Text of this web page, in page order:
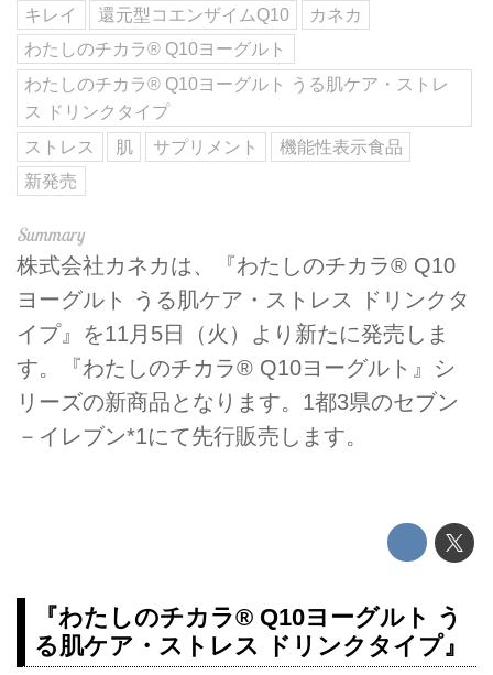
キレイ 還元型コエンザイムQ10
カネカ
わたしのチカラ® Q10ヨーグルト
わたしのチカラ® Q10ヨーグルト うる肌ケア・ストレ
ス ドリンクタイプ
ストレス
肌 サプリメント
機能性表示食品
新発売
株式会社カネカは、『わたしのチカラ® Q10
ヨーグルト うる肌ケア・ストレス ドリンクタ
イプ』を11月5日（火）より新たに発売しま
す。『わたしのチカラ® Q10ヨーグルト』シ
リーズの新商品となります。1都3県のセブン
－イレブン*1にて先行販売します。
『わたしのチカラ® Q10ヨーグルト う
る肌ケア・ストレス ドリンクタイプ』